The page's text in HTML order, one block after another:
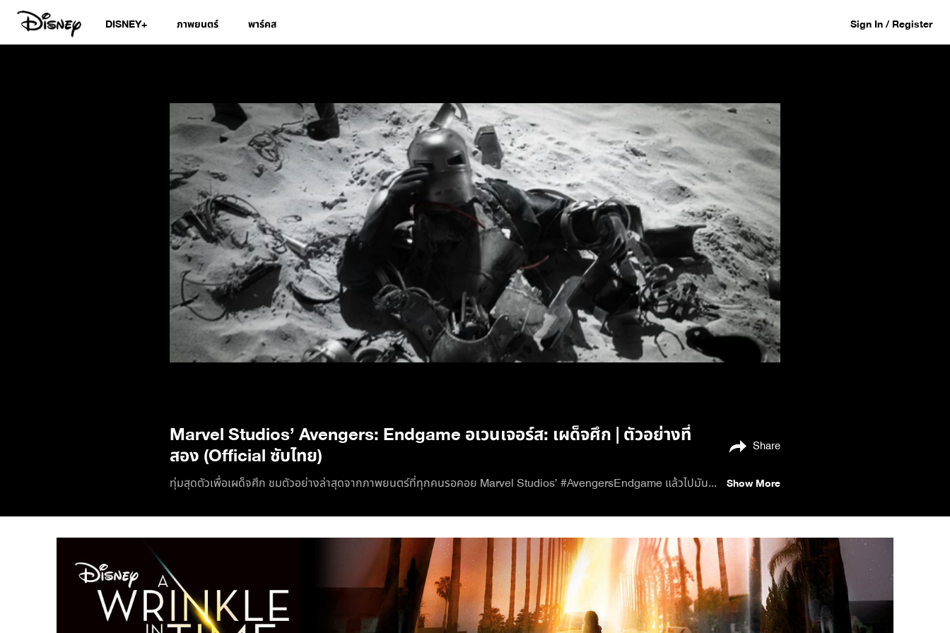
DISNEY+ ภาพยนตร์ พาร์คส Sign In / Register
(Official ซับไทย)
Marvel Studios’ Avengers: Endgame อเวนเจอร์ส: เผด็จศึก | ตัวอย่างที่
สอง (Official ซับไทย)
Share
ทุ่มสุดตัวเพื่อเผด็จศึก ชมตัวอย่างล่าสุดจากภาพยนตร์ที่ทุกคนรอคอย Marvel Studios’ #AvengersEndgame แล้วไปมันส์พร้อมกัน พุธที่ 24 เมษายนนี้ในโรงภาพยนตร์ Show More